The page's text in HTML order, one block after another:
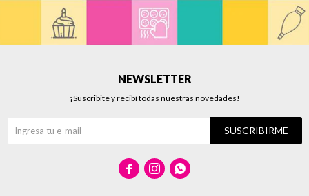
NEWSLETTER
¡Suscribite y recibí todas nuestras novedades!
SUSCRIBIRME
  